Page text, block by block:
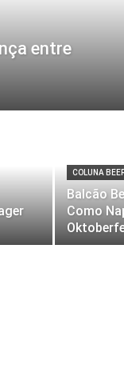
entre
COLUNA
Balcão
Como